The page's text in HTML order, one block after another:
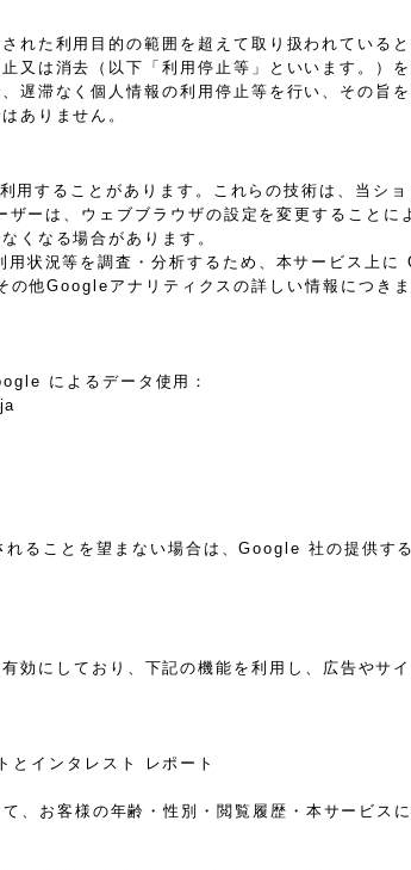
れた利用目的の範囲を超えて取り扱われている
又は消去（以下「利用停止等」といいます。）
遅滞なく個人情報の利用停止等を行い、その旨
ありません。
用することがあります。これらの技術は、当シ
ーは、ウェブブラウザの設定を変更すること
くなる場合があります。
用状況等を調査・分析するため、本サービス
他Googleアナリティクスの詳しい情報につき
によるデータ使用：
ることを望まない場合は、Google 社の提供す
効にしており、下記の機能を利用し、広告や
インタレスト レポート
お客様の年齢・性別・閲覧履歴・本サービス